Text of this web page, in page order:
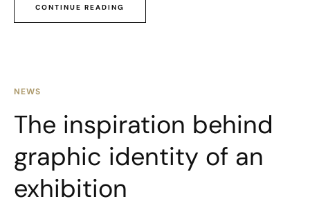
CONTINUE READING
NEWS
The inspiration behind
graphic identity of an
exhibition